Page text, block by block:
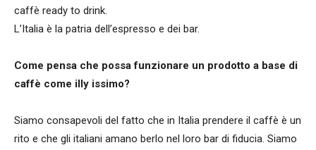
caffè ready to drink.
L’Italia è la patria dell’espresso e dei bar.
Come pensa che possa funzionare un prodotto a base di
caffè come illy issimo?
Siamo consapevoli del fatto che in Italia prendere il caffè è un
rito e che gli italiani amano berlo nel loro bar di fiducia. Siamo